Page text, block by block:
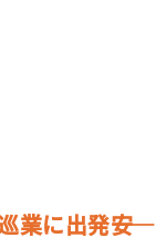
に出発――安